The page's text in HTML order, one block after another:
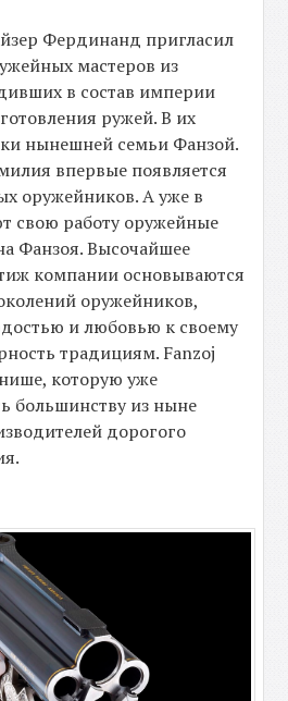
Фердинанд пригласил
мастеров из
в состав империи
ружей. В их
нынешней семьи Фанзой.
впервые появляется
оружейников. А уже в
свою работу оружейные
Фанзоя. Высочайшее
компании основываются
оружейников,
и любовью к своему
традициям. Fanzoj
которую уже
большинству из ныне
дорогого